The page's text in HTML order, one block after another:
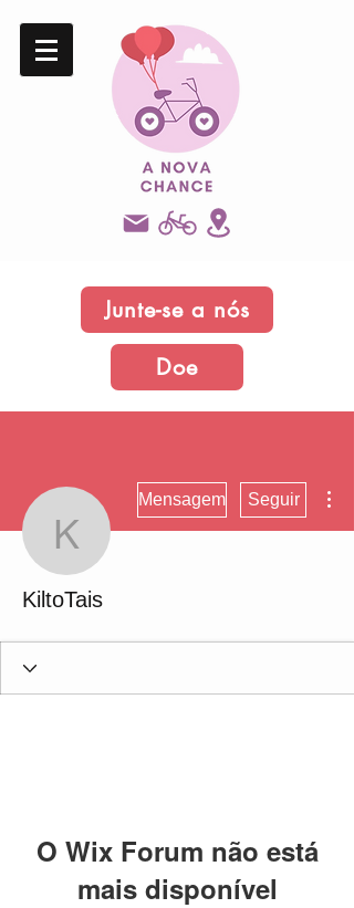
Junte-se a nós
Doe
KiltoTais
Mensagem Seguir
KiltoTais
O Wix Forum não está
mais disponível